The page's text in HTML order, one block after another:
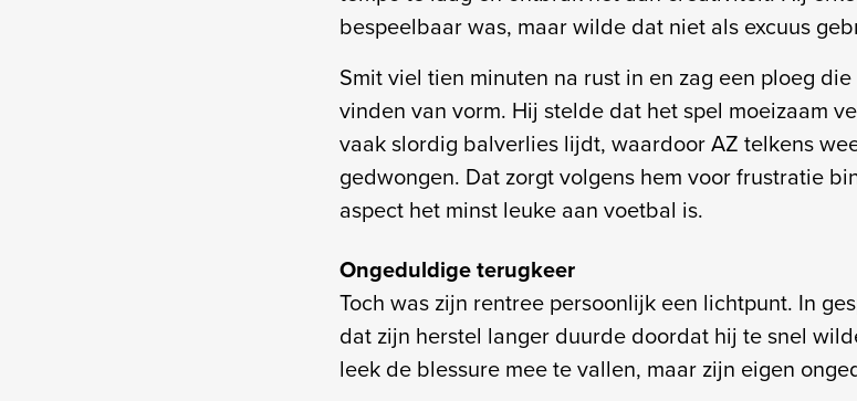
bespeelbaar was, maar wilde dat niet als excuus
Smit viel tien minuten na rust in en zag een ploeg
vinden van vorm. Hij stelde dat het spel moeizaam
vaak slordig balverlies lijdt, waardoor AZ telkens
gedwongen. Dat zorgt volgens hem voor frustratie
aspect het minst leuke aan voetbal is.
Ongeduldige terugkeer
Toch was zijn rentree persoonlijk een lichtpunt. In
dat zijn herstel langer duurde doordat hij te snel
leek de blessure mee te vallen, maar zijn eigen